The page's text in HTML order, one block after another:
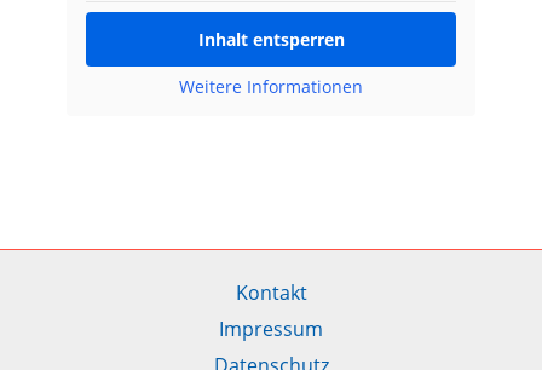
Inhalt entsperren
Weitere Informationen
Kontakt
Impressum